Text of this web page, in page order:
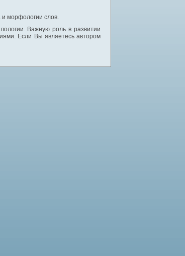
и морфологии слов.
Важную роль в развитии
Если Вы являетесь автором